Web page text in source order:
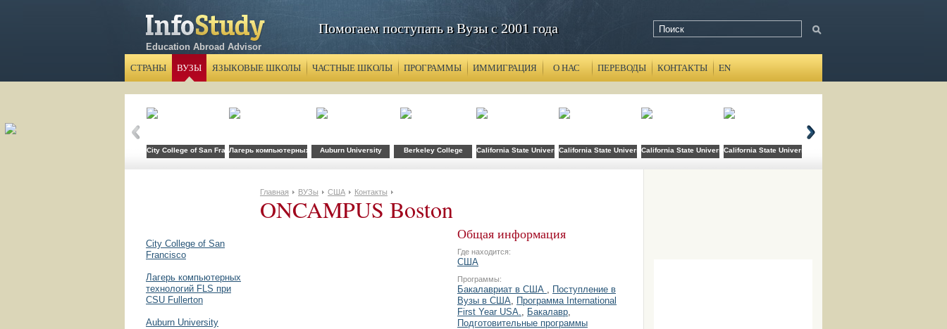
Education Abroad Advisor
Помогаем поступать в Вузы с 2001 года
СТРАНЫ ВУЗЫ ЯЗЫКОВЫЕ ШКОЛЫ ЧАСТНЫЕ ШКОЛЫ ПРОГРАММЫ ИММИГРАЦИЯ О НАС ПЕРЕВОДЫ КОНТАКТЫ EN
City College of San FranciscoЛагерь компьютерных технологий FLS при CSU Fullerton
Auburn University Berkeley College California State UniversityCalifornia State University Domingez HillsCalifornia State University Long BeachCalifornia State University San Bernardino
City College of San
Francisco
Лагерь компьютерных
технологий FLS при
CSU Fullerton
Auburn University
Главная ВУЗы США Контакты
ONCAMPUS Boston
Общая информация
Где находится:
США
Программы:
Бакалавриат в США , Поступление в
Вузы в США, Программа International
First Year USA., Бакалавр,
Подготовительные программы